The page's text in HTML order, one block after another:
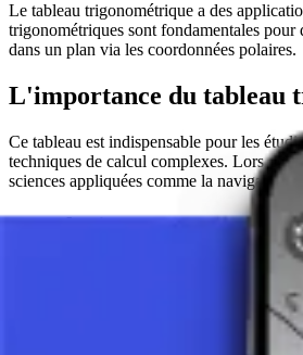
Le tableau trigonométrique a des
trigonométriques sont fondamentales
dans un plan via les coordonnées polaires.
L'importance du tableau
Ce tableau est indispensable pour les
techniques de calcul complexes. Lors de
sciences appliquées comme la
Conclusion
Le tableau des fonctions
problèmes mathématiques, des calculs
le milieu universitaire que dans la